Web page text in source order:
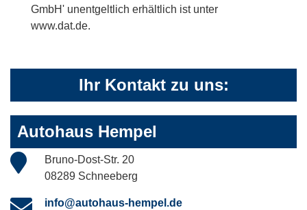
GmbH' unentgeltlich erhältlich ist unter
www.dat.de.
Ihr Kontakt zu uns:
Autohaus Hempel
Bruno-Dost-Str. 20
08289 Schneeberg
info@autohaus-hempel.de